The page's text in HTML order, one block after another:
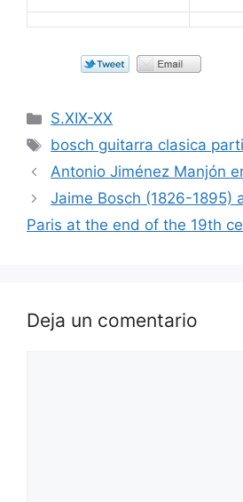
Categorías
S.XIX-XX
Etiquetas
bosch guitarra clasica
Antonio Jiménez Manjón
Jaime Bosch (1826-1895)
Paris at the end of the 19th
Deja un comentario